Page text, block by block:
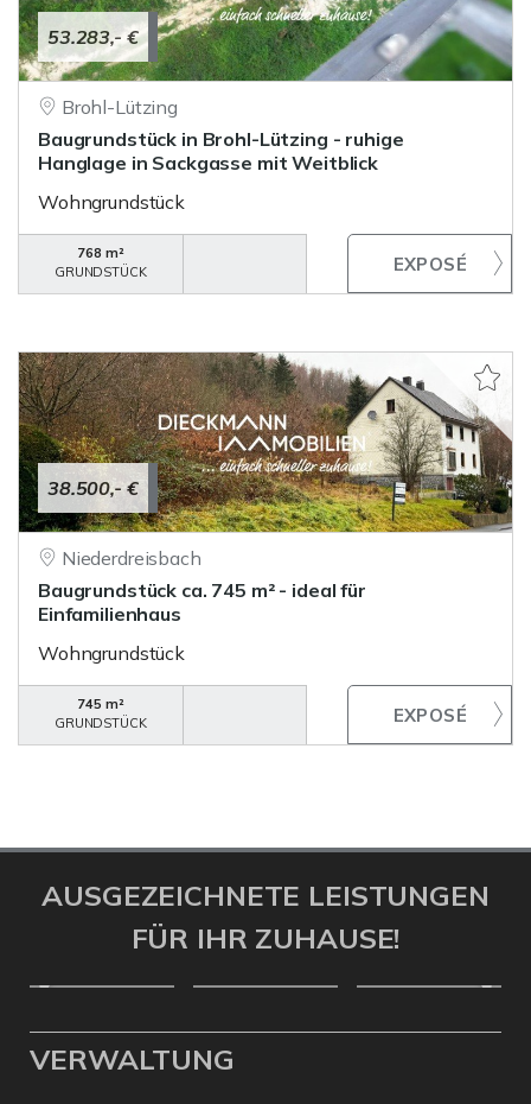
53.283,- €
Brohl-Lützing
Baugrundstück in Brohl-Lützing - ruhige
Hanglage in Sackgasse mit Weitblick
Wohngrundstück
768 m²
GRUNDSTÜCK
38.500,- €
Niederdreisbach
Baugrundstück ca. 745 m² - ideal für
Einfamilienhaus
Wohngrundstück
745 m²
GRUNDSTÜCK
AUSGEZEICHNETE LEISTUNGEN
FÜR IHR ZUHAUSE!
VERWALTUNG